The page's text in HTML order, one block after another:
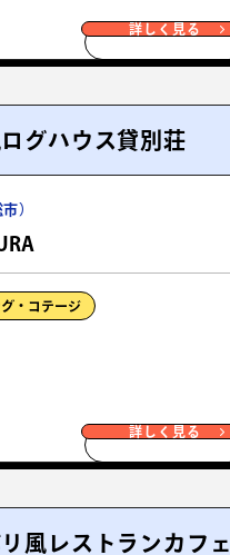
詳しく見る
グハウス貸別荘
）
・コテージ
詳しく見る
風レストランカフェ